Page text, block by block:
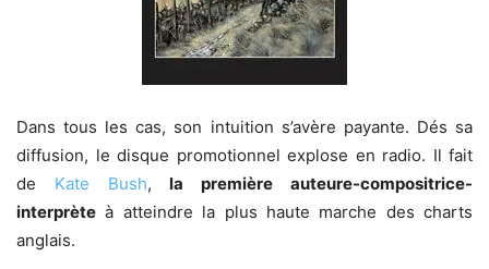
Dans tous les cas, son intuition s’avère payante. Dés sa
diffusion, le disque promotionnel explose en radio. Il fait
de Kate Bush,la première auteure-compositrice-
interprète à atteindre la plus haute marche des charts
anglais.